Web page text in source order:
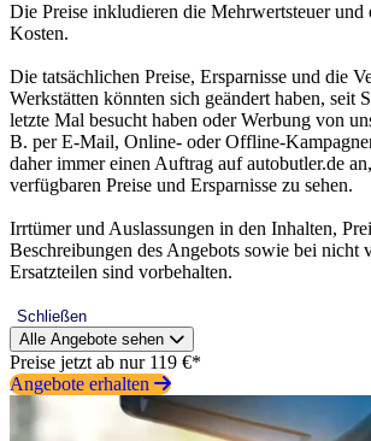
Die Preise inkludieren die Mehrwertsteuer und
Kosten.
Die tatsächlichen Preise, Ersparnisse und die
Werkstätten könnten sich geändert haben, seit
letzte Mal besucht haben oder Werbung von
B. per E-Mail, Online- oder Offline-
daher immer einen Auftrag auf autobutler.de
verfügbaren Preise und Ersparnisse zu sehen.
Irrtümer und Auslassungen in den Inhalten,
Beschreibungen des Angebots sowie bei nicht
Ersatzteilen sind vorbehalten.
Schließen
Alle Angebote sehen
Preise jetzt ab nur 119 €*
Angebote erhalten